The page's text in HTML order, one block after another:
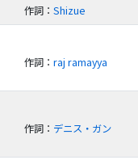
作詞 ：Shizue
作詞 ：raj ramayya
作詞 ： デニス・ガン